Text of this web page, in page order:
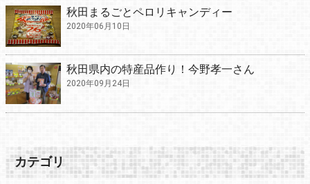
秋田まるごとペロリキャンディー
2020年06月10日
秋田県内の特産品作り！今野孝一さん
2020年09月24日
カテゴリ